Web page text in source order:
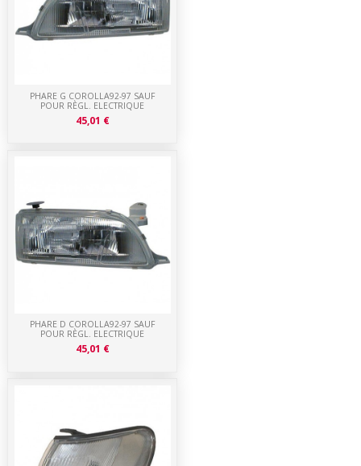
PHARE D COROLLA92-97 SAUF
POUR RÈGL. ELECTRIQUE
45,01 €
PHARE G COROLLA92-97 SAUF
POUR RÈGL. ELECTRIQUE
45,01 €